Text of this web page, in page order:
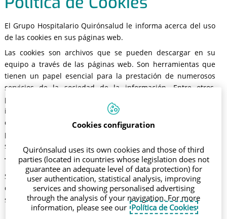
El Grupo Hospitalario Quirónsalud le informa acerca del uso
de las cookies en sus páginas web.
Las cookies son archivos que se pueden descargar en su
equipo a través de las páginas web. Son herramientas que
tienen un papel esencial para la prestación de numerosos
servicios de la sociedad de la información. Entre otros,
permiten a una página web almacenar y recuperar
información sobre los hábitos de navegación de un usuario o
de su equipo y, dependiendo de la información obtenida, se
pueden utilizar para reconocer al usuario y mejorar el
servicio ofrecido.
Tipos de cookies
Según quien sea la entidad que gestione el dominio desde
donde se envían las cookies y trate los datos que se obtengan
se pueden distinguir:
Cookies propias: Son aquéllas que se envían al equipo terminal
Cookies configuration
Quirónsalud uses its own cookies and those of third
parties (located in countries whose legislation does not
guarantee an adequate level of data protection) for
user authentication, statistical analysis, improving
services and showing personalised advertising
through the analysis of your navigation. For more
information, please see our Política de Cookies